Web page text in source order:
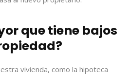
que tiene bajos
?
vivienda, como la hipoteca